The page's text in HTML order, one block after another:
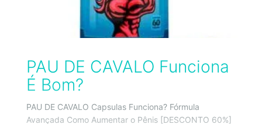
PAU DE CAVALO Funciona
É Bom?
PAU DE CAVALO Capsulas Funciona? Fórmula
Avançada Como Aumentar o Pênis [DESCONTO 60%]